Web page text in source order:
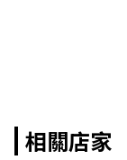
相關店家